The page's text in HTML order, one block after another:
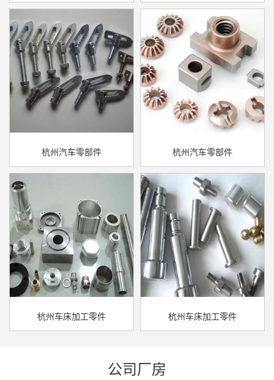
杭州汽车零部件 杭州汽车零部件
杭州车床加工零件 杭州车床加工零件
公司厂房